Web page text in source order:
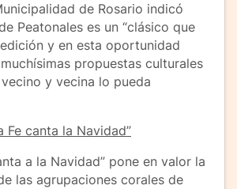
de Rosario indicó
Peatonales es un “clásico que
y en esta oportunidad
propuestas culturales
y vecina lo pueda
Fe canta la Navidad”
a la Navidad” pone en valor la
las agrupaciones corales de